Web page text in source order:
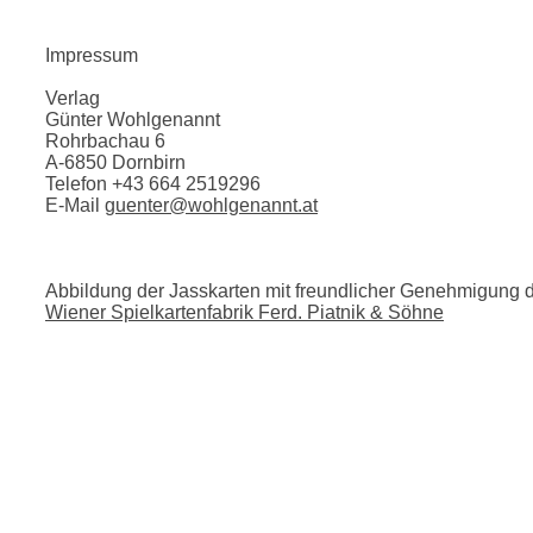
Impressum
Verlag
Günter Wohlgenannt
Rohrbachau 6
A-6850 Dornbirn
Telefon +43 664 2519296
E-Mail guenter@wohlgenannt.at
Abbildung der Jasskarten mit freundlicher Genehmigung
Wiener Spielkartenfabrik Ferd. Piatnik & Söhne